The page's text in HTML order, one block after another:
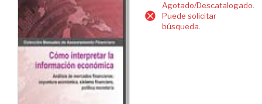
Agotado/Descatalogado.
Puede solicitar
búsqueda.